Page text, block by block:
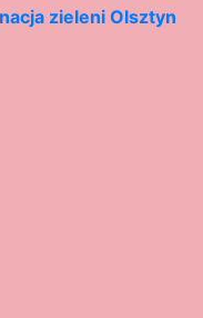
zieleni Olsztyn